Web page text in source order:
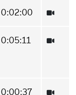
0:02:00
0:05:11
0:00:37